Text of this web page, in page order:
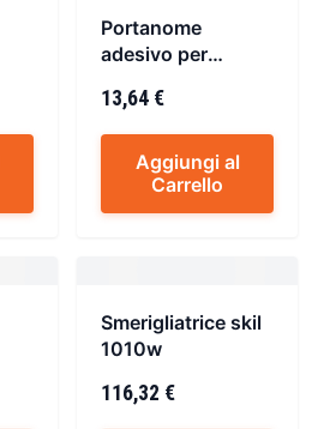
Portanome
adesivo per
urania/nettuno
13,64 €
Aggiungi al
Carrello
Smerigliatrice skil
1010w
116,32 €